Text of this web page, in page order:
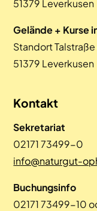
51379 Leverkusen
Gelände + Kurse
Standort Talstraße
51379 Leverkusen
Kontakt
Sekretariat
02171 73499-0
info@naturgut-
Buchungsinfo
02171 73499-10